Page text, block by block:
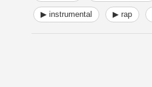
▶ instrumental ▶ rap